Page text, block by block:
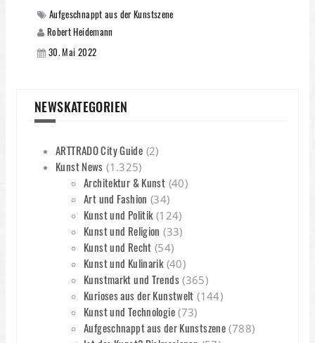
Aufgeschnappt aus der Kunstszene
Robert Heidemann
30. Mai 2022
NEWSKATEGORIEN
ARTTRADO City Guide (2)
Kunst News (1.325)
Architektur & Kunst (40)
Art und Fashion (34)
Kunst und Politik(124)
Kunst und Religion (33)
Kunst und Recht (54)
Kunst und Kulinarik(40)
Kunstmarkt und Trends(365)
Kurioses aus der Kunstwelt (144)
Kunst und Technologie(73)
Aufgeschnappt aus der Kunstszene (788)